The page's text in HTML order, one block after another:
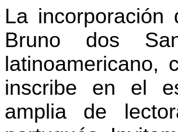
La
Bruno dos
inscribe en el
amplia de